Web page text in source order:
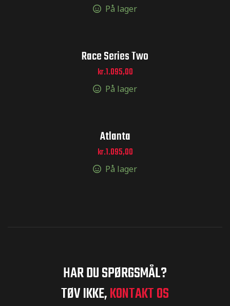
På lager
Race Series Two
kr.1.095,00
På lager
Atlanta
kr.1.095,00
På lager
HAR DU SPØRGSMÅL?
TØV IKKE,KONTAKT OS